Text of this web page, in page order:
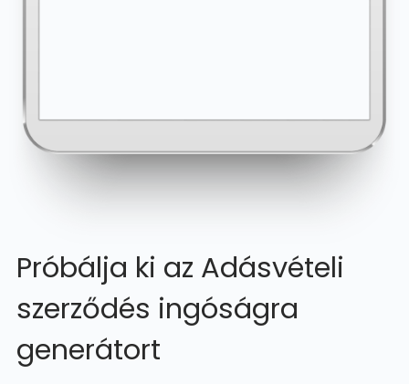
Próbálja ki az Adásvételi
szerződés ingóságra
generátort